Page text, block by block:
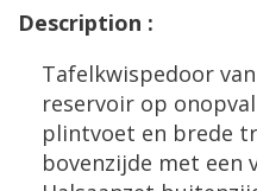
Description :
Tafelkwispedoor van
reservoir op
plintvoet en brede
bovenzijde met een